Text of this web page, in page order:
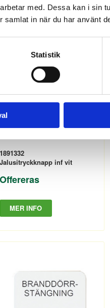
med. Dessa kan i sin
samlat in när du har använt
Statistik
1891332
Jalusitryckknapp inf vit
Offereras
MER INFO